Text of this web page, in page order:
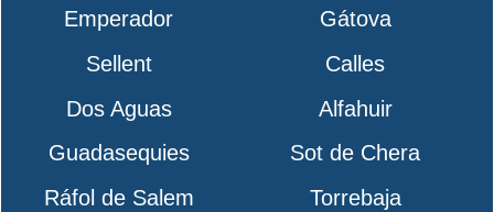
Emperador
Gátova
Sellent
Calles
Dos Aguas
Alfahuir
Guadasequies
Sot de Chera
Ráfol de Salem
Torrebaja